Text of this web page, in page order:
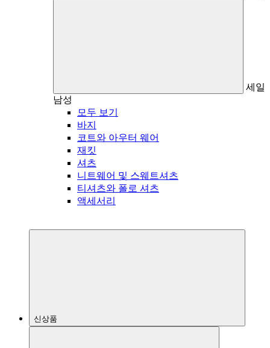
세일
남성
모두 보기
바지
코트와 아우터 웨어
재킷
셔츠
니트웨어 및 스웨트셔츠
티셔츠와 폴로 셔츠
액세서리
신상품